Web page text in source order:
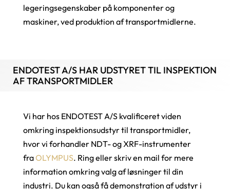
legeringsegenskaber på komponenter og
maskiner, ved produktion af transportmidlerne.
ENDOTEST A/S HAR UDSTYRET TIL INSPEKTION
AF TRANSPORTMIDLER
Vi har hos ENDOTEST A/S kvalificeret viden
omkring inspektionsudstyr til transportmidler,
hvor vi forhandler NDT- og XRF-instrumenter
fraOLYMPUS. Ring eller skriv en mail for mere
information omkring valg af løsninger til din
industri. Du kan også få demonstration af udstyr i